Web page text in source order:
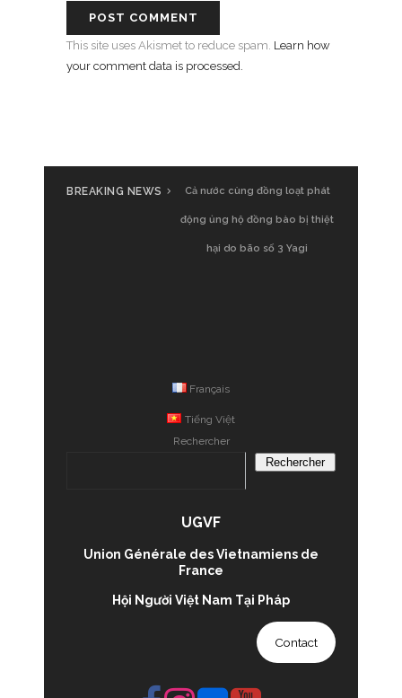
This site uses Akismet to reduce spam. Learn how
your comment data is processed.
BREAKING NEWS Cả nước cùng đồng loạt phát
động ủng hộ đồng bào bị thiệt
hại do bão số 3 Yagi
Français
Tiếng Việt
Rechercher
Rechercher
UGVF
Union Générale des Vietnamiens de
France
Hội Người Việt Nam Tại Pháp
Contact